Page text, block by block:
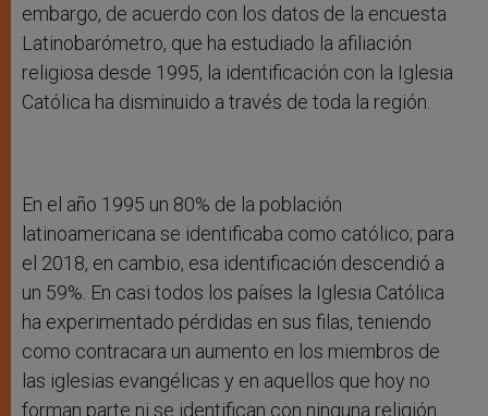
embargo, de acuerdo con los datos de la encuesta
Latinobarómetro, que ha estudiado la afiliación
religiosa desde 1995, la identificación con la Iglesia
Católica ha disminuido a través de toda la región.
En el año 1995 un 80% de la población
latinoamericana se identificaba como católico; para
el 2018, en cambio, esa identificación descendió a
un 59%. En casi todos los países la Iglesia Católica
ha experimentado pérdidas en sus filas, teniendo
como contracara un aumento en los miembros de
las iglesias evangélicas y en aquellos que hoy no
forman parte ni se identifican con ninguna religión